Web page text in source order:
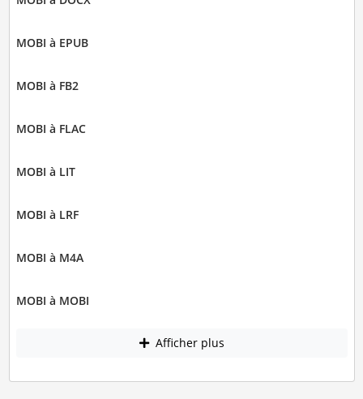
MOBI à EPUB
MOBI à FB2
MOBI à FLAC
MOBI à LIT
MOBI à LRF
MOBI à M4A
MOBI à MOBI
Afficher plus